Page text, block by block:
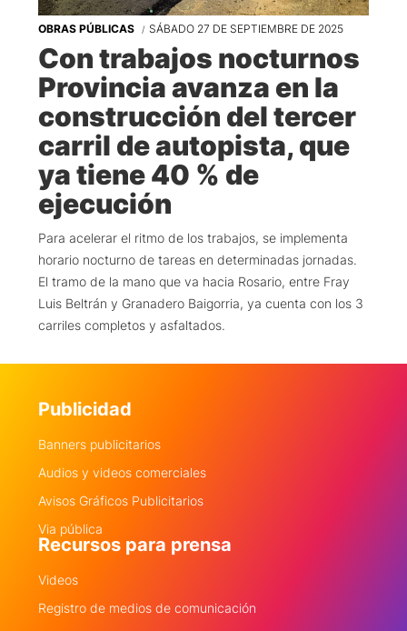
OBRAS PÚBLICAS SÁBADO 27 DE SEPTIEMBRE DE 2025
Con trabajos nocturnos
Provincia avanza en la
construcción del tercer
carril de autopista, que
ya tiene 40 % de
ejecución
Para acelerar el ritmo de los trabajos, se implementa
horario nocturno de tareas en determinadas jornadas.
El tramo de la mano que va hacia Rosario, entre Fray
Luis Beltrán y Granadero Baigorria, ya cuenta con los 3
carriles completos y asfaltados.
Publicidad
Banners publicitarios
Audios y videos comerciales
Avisos Gráficos Publicitarios
Via pública
Recursos para prensa
Videos
Registro de medios de comunicación